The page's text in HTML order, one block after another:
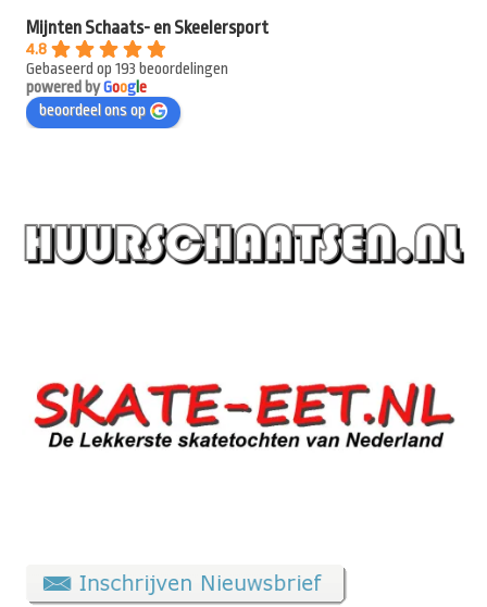
Mijnten Schaats- en Skeelersport
4.8
Gebaseerd op 193 beoordelingen
powered byGooge
beoordeel ons op